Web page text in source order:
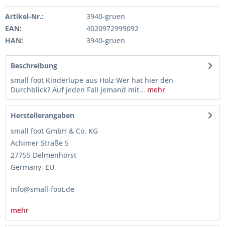
Artikel-Nr.:
3940-gruen
EAN:
4020972999092
HAN:
3940-gruen
Beschreibung
small foot Kinderlupe aus Holz Wer hat hier den
Durchblick? Auf jeden Fall jemand mit... mehr
Herstellerangaben
small foot GmbH & Co. KG
Achimer Straße 5
27755 Delmenhorst
Germany, EU
info@small-foot.de
mehr